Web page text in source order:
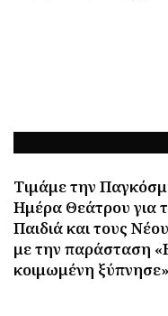
Τιμάμε την
Ημέρα Θεάτρου για
Παιδιά και τους
με την παράσταση
κοιμωμένη ξύπνησε»